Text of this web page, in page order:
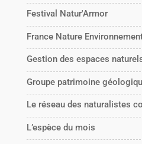
Festival Natur'Armor
France Nature
Gestion des espaces
Groupe patrimoine
Le réseau des naturalistes
L’espèce du mois